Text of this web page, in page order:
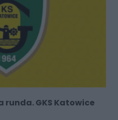
runda. GKS Katowice